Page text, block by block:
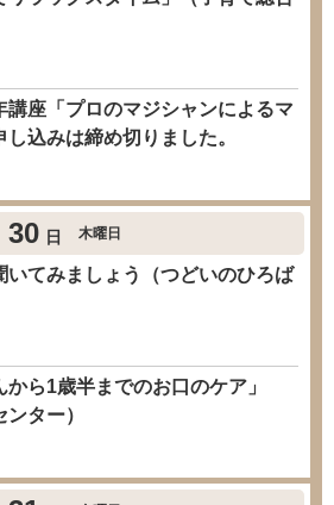
講座「プロのマジシャンによるマ
込みは締め切りました。
30 日 木曜日
いてみましょう（つどいのひろば
ら1歳半までのお口のケア」
ター）